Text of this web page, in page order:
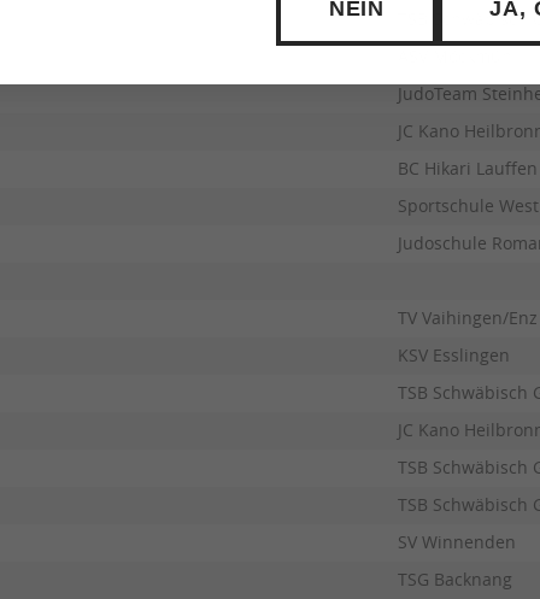
TSB Schwäbisch
JudoTeam
JC Kano
BC Hikari Lauffen
Sportschule West
Judoschule
TV Vaihingen/Enz
KSV Esslingen
TSB Schwäbisch
JC Kano
TSB Schwäbisch
TSB Schwäbisch
SV Winnenden
TSG Backnang
NEIN JA,